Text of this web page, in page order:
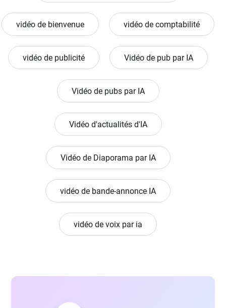
vidéo de bienvenue vidéo de comptabilité
vidéo de publicité Vidéo de pub par IA
Vidéo de pubs par IA
Vidéo d'actualités d'IA
Vidéo de Diaporama par IA
vidéo de bande-annonce IA
vidéo de voix par ia